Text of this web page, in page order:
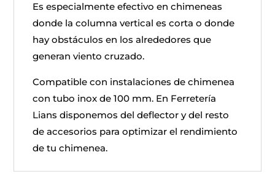
Es especialmente efectivo en chimeneas
donde la columna vertical es corta o donde
hay obstáculos en los alrededores que
generan viento cruzado.
Compatible con instalaciones de chimenea
con tubo inox de 100 mm. En Ferretería
Lians disponemos del deflector y del resto
de accesorios para optimizar el rendimiento
de tu chimenea.